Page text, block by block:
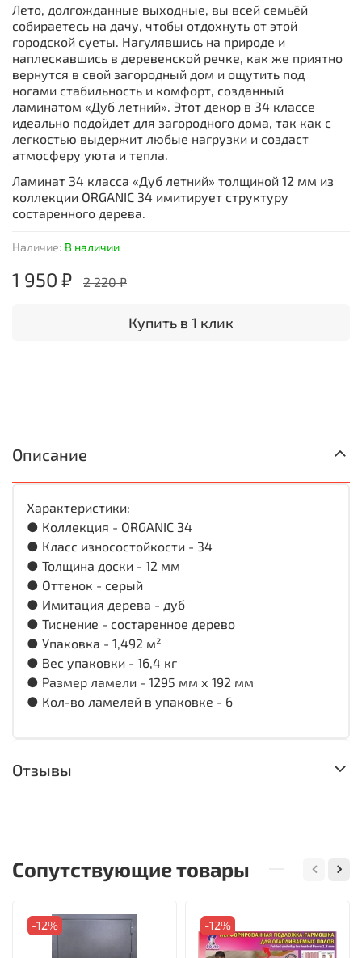
Наличие: В наличии
1 950 ₽ 2 220 ₽
Купить в 1 клик
Лето, долгожданные выходные, вы всей семьёй
собираетесь на дачу, чтобы отдохнуть от этой
городской суеты. Нагулявшись на природе и
наплескавшись в деревенской речке, как же приятно
вернутся в свой загородный дом и ощутить под
ногами стабильность и комфорт, созданный
ламинатом «Дуб летний». Этот декор в 34 классе
идеально подойдет для загородного дома, так как с
легкостью выдержит любые нагрузки и создаст
атмосферу уюта и тепла.
Ламинат 34 класса «Дуб летний» толщиной 12 мм из
коллекции ORGANIC 34 имитирует структуру
состаренного дерева.
Описание
Характеристики:
● Коллекция - ORGANIC 34
● Класс износостойкости - 34
● Толщина доски - 12 мм
● Оттенок - серый
● Имитация дерева - дуб
● Тиснение - состаренное дерево
● Упаковка - 1,492 м²
● Вес упаковки - 16,4 кг
● Размер ламели - 1295 мм х 192 мм
● Кол-во ламелей в упаковке - 6
Отзывы
Сопутствующие товары
-12% -12%